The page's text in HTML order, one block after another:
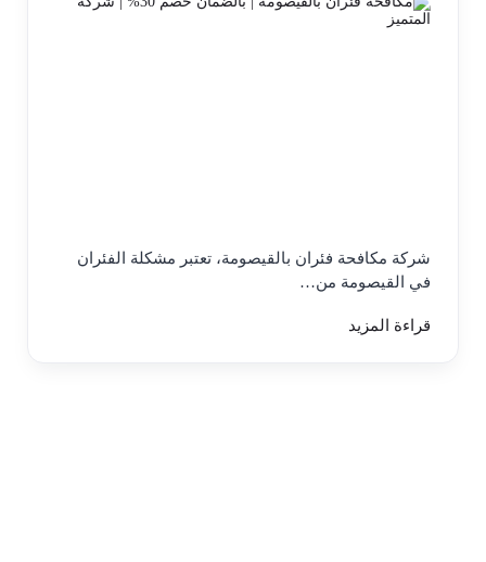
شركة مكافحة فئران بالقيصومة، تعتبر مشكلة الفئران
في القيصومة من…
قراءة المزيد